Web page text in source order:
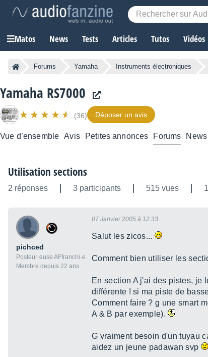
Matos News Tests Articles Tutos Vidéos
Forums Yamaha Instruments électroniques
Yamaha RS7000
(36) Déposer un avis
Vue d’ensemble Avis Petites annonces Forums News
Utilisation sections
2 réponses 3 participants 515 vues
pichced
Posteur·euse AFfranchi·e
Membre depuis 22 ans
07 Janvier 2005 à 12:33
Salut les zicos...
Comment bien utiliser les
En section A j'ai des pistes, je
différente ! si ma piste de
Comment faire ? g une smart
A & B par exemple).
G vraiment besoin d'un tuyau
aidez un jeune padawan svp